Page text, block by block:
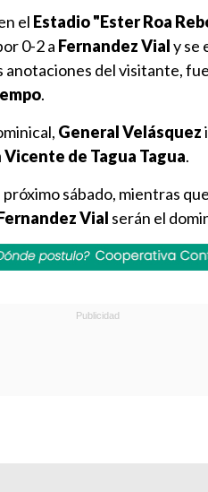
el Estadio "Ester Roa
0-2 a Fernandez Vialy se
anotaciones del visitante,
.
General Velásquez
de Tagua Tagua.
sábado, mientras
Vial serán el